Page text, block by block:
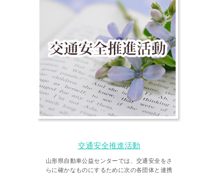
交通安全推進活動
山形県自動車公益センターでは、交通安全をさ
らに確かなものにするために次の各団体と連携